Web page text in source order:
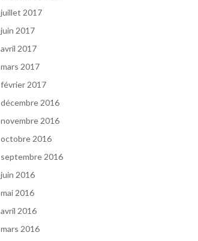
juillet 2017
juin 2017
avril 2017
mars 2017
février 2017
décembre 2016
novembre 2016
octobre 2016
septembre 2016
juin 2016
mai 2016
avril 2016
mars 2016